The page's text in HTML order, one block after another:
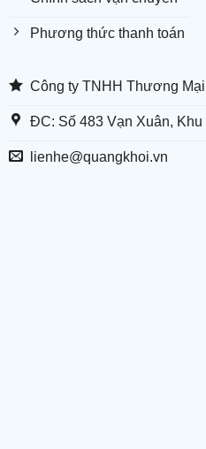
Phương thức thanh toán
Công ty TNHH Thương
ĐC: Số 483 Vạn Xuân,
lienhe@quangkhoi.vn